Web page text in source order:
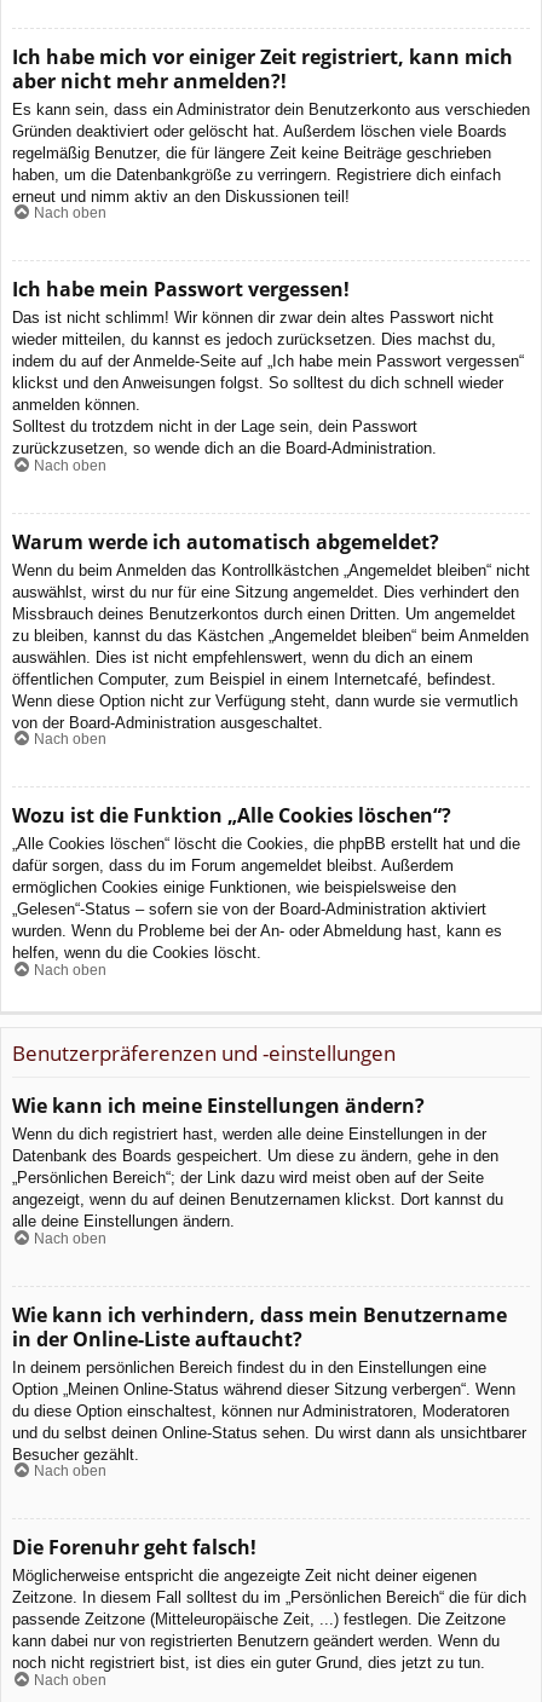
Ich habe mich vor einiger Zeit registriert, kann mich
aber nicht mehr anmelden?!
Es kann sein, dass ein Administrator dein Benutzerkonto aus verschieden
Gründen deaktiviert oder gelöscht hat. Außerdem löschen viele Boards
regelmäßig Benutzer, die für längere Zeit keine Beiträge geschrieben
haben, um die Datenbankgröße zu verringern. Registriere dich einfach
erneut und nimm aktiv an den Diskussionen teil!
Nach oben
Ich habe mein Passwort vergessen!
Das ist nicht schlimm! Wir können dir zwar dein altes Passwort nicht
wieder mitteilen, du kannst es jedoch zurücksetzen. Dies machst du,
indem du auf der Anmelde-Seite auf „Ich habe mein Passwort vergessen“
klickst und den Anweisungen folgst. So solltest du dich schnell wieder
anmelden können.
Solltest du trotzdem nicht in der Lage sein, dein Passwort
zurückzusetzen, so wende dich an die Board-Administration.
Nach oben
Warum werde ich automatisch abgemeldet?
Wenn du beim Anmelden das Kontrollkästchen „Angemeldet bleiben“ nicht
auswählst, wirst du nur für eine Sitzung angemeldet. Dies verhindert den
Missbrauch deines Benutzerkontos durch einen Dritten. Um angemeldet
zu bleiben, kannst du das Kästchen „Angemeldet bleiben“ beim Anmelden
auswählen. Dies ist nicht empfehlenswert, wenn du dich an einem
öffentlichen Computer, zum Beispiel in einem Internetcafé, befindest.
Wenn diese Option nicht zur Verfügung steht, dann wurde sie vermutlich
von der Board-Administration ausgeschaltet.
Nach oben
Wozu ist die Funktion „Alle Cookies löschen“?
„Alle Cookies löschen“ löscht die Cookies, die phpBB erstellt hat und die
dafür sorgen, dass du im Forum angemeldet bleibst. Außerdem
ermöglichen Cookies einige Funktionen, wie beispielsweise den
„Gelesen“-Status – sofern sie von der Board-Administration aktiviert
wurden. Wenn du Probleme bei der An- oder Abmeldung hast, kann es
helfen, wenn du die Cookies löscht.
Nach oben
Benutzerpräferenzen und -einstellungen
Wie kann ich meine Einstellungen ändern?
Wenn du dich registriert hast, werden alle deine Einstellungen in der
Datenbank des Boards gespeichert. Um diese zu ändern, gehe in den
„Persönlichen Bereich“; der Link dazu wird meist oben auf der Seite
angezeigt, wenn du auf deinen Benutzernamen klickst. Dort kannst du
alle deine Einstellungen ändern.
Nach oben
Wie kann ich verhindern, dass mein Benutzername
in der Online-Liste auftaucht?
In deinem persönlichen Bereich findest du in den Einstellungen eine
Option „Meinen Online-Status während dieser Sitzung verbergen“. Wenn
du diese Option einschaltest, können nur Administratoren, Moderatoren
und du selbst deinen Online-Status sehen. Du wirst dann als unsichtbarer
Besucher gezählt.
Nach oben
Die Forenuhr geht falsch!
Möglicherweise entspricht die angezeigte Zeit nicht deiner eigenen
Zeitzone. In diesem Fall solltest du im „Persönlichen Bereich“ die für dich
passende Zeitzone (Mitteleuropäische Zeit, ...) festlegen. Die Zeitzone
kann dabei nur von registrierten Benutzern geändert werden. Wenn du
noch nicht registriert bist, ist dies ein guter Grund, dies jetzt zu tun.
Nach oben